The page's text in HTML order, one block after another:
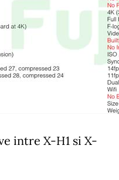
intre X-H1 si X-